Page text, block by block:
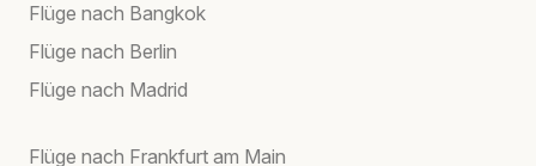
Flüge nach Bangkok
Flüge nach Berlin
Flüge nach Madrid
Flüge nach Frankfurt am Main